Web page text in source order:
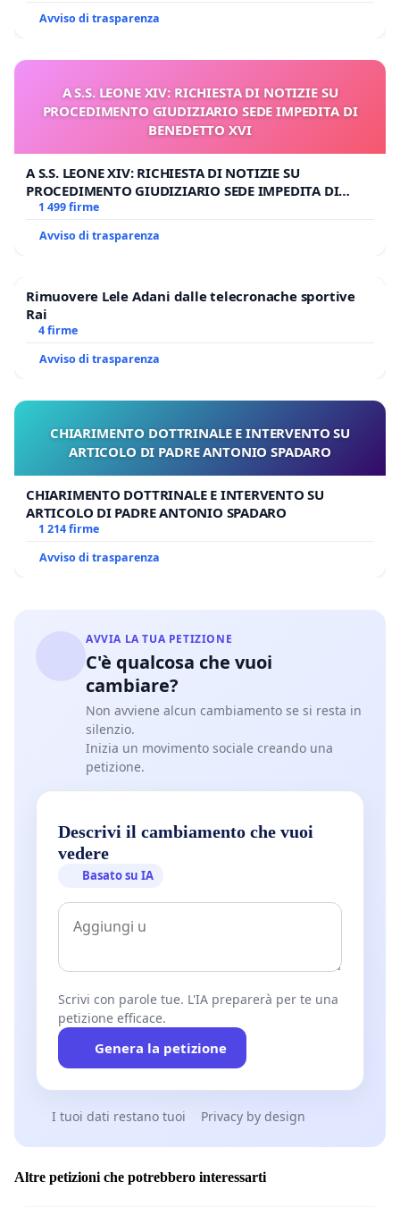
Avviso di trasparenza
A S.S. LEONE XIV: RICHIESTA DI NOTIZIE SU
PROCEDIMENTO GIUDIZIARIO SEDE IMPEDITA DI
BENEDETTO XVI
A S.S. LEONE XIV: RICHIESTA DI NOTIZIE SU
PROCEDIMENTO GIUDIZIARIO SEDE IMPEDITA DI
BENEDETTO XVI
1 499 firme
Avviso di trasparenza
Rimuovere Lele Adani dalle telecronache sportive
Rai
4 firme
Avviso di trasparenza
CHIARIMENTO DOTTRINALE E INTERVENTO SU
ARTICOLO DI PADRE ANTONIO SPADARO
CHIARIMENTO DOTTRINALE E INTERVENTO SU
ARTICOLO DI PADRE ANTONIO SPADARO
1 214 firme
Avviso di trasparenza
AVVIA LA TUA PETIZIONE
C'è qualcosa che vuoi
cambiare?
Non avviene alcun cambiamento se si resta in
silenzio.
Inizia un movimento sociale creando una
petizione.
Descrivi il cambiamento che vuoi
vedere
Basato su IA
Scrivi con parole tue. L'IA preparerà per te una
petizione efficace.
Genera la petizione
I tuoi dati restano tuoi Privacy by design
Altre petizioni che potrebbero interessarti